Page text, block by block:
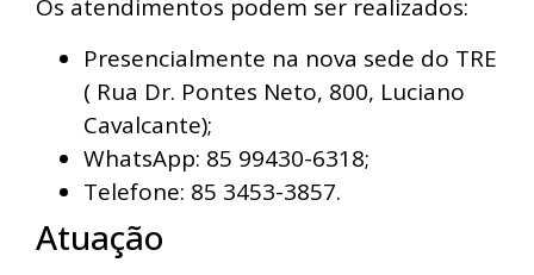
Os atendimentos podem ser realizados:
Presencialmente na nova sede do TRE
( Rua Dr. Pontes Neto, 800, Luciano
Cavalcante);
WhatsApp: 85 99430-6318;
Telefone: 85 3453-3857.
Atuação